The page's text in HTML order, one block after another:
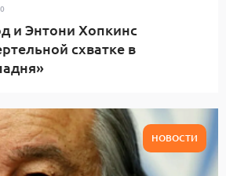
и Энтони Хопкинс
схватке в
НОВОСТИ